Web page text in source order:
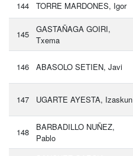
144 TORRE MARDONES, Igor
145
GASTAÑAGA GOIRI,
Txema
146 ABASOLO SETIEN, Javi
147 UGARTE AYESTA, Izaskun
148
BARBADILLO NUÑEZ,
Pablo